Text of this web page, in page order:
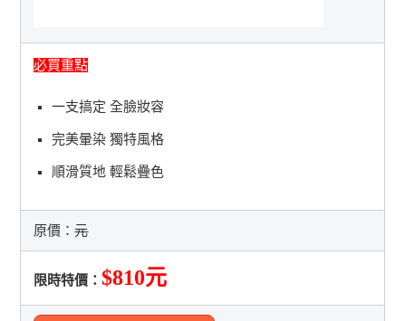
必買重點
一支搞定 全臉妝容
完美暈染 獨特風格
順滑質地 輕鬆疊色
原價：元
限時特價：$810元